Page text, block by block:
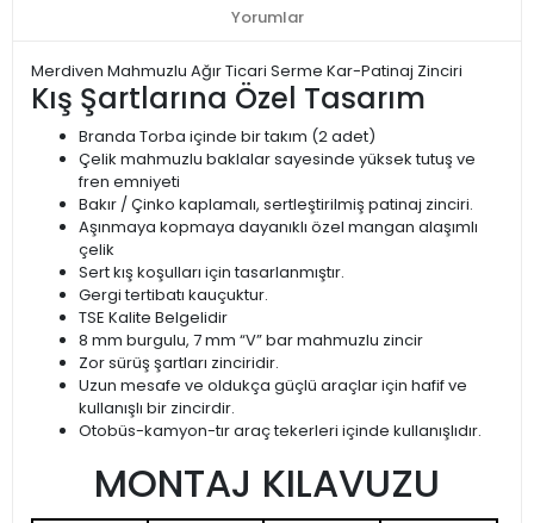
Yorumlar
Merdiven Mahmuzlu Ağır Ticari Serme Kar-Patinaj Zinciri
Kış Şartlarına Özel Tasarım
Branda Torba içinde bir takım (2 adet)
Çelik mahmuzlu baklalar sayesinde yüksek tutuş ve
fren emniyeti
Bakır / Çinko kaplamalı, sertleştirilmiş patinaj zinciri.
Aşınmaya kopmaya dayanıklı özel mangan alaşımlı
çelik
Sert kış koşulları için tasarlanmıştır.
Gergi tertibatı kauçuktur.
TSE Kalite Belgelidir
8 mm burgulu, 7 mm “V” bar mahmuzlu zincir
Zor sürüş şartları zinciridir.
Uzun mesafe ve oldukça güçlü araçlar için hafif ve
kullanışlı bir zincirdir.
Otobüs-kamyon-tır araç tekerleri içinde kullanışlıdır.
MONTAJ KILAVUZU